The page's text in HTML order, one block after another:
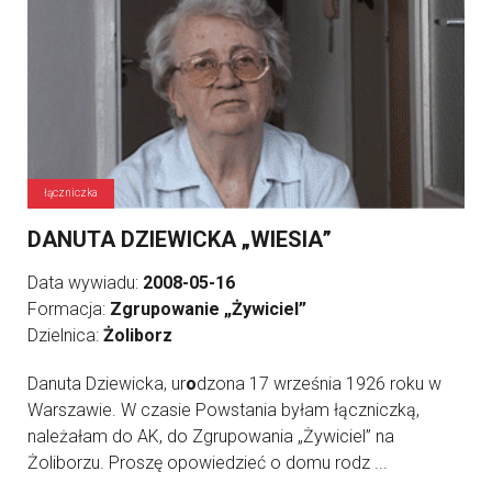
łączniczka
DANUTA DZIEWICKA „WIESIA”
Data wywiadu: 2008-05-16
Formacja: Zgrupowanie „Żywiciel”
Dzielnica: Żoliborz
Danuta Dziewicka, urodzona 17 września 1926 roku w
Warszawie. W czasie Powstania byłam łączniczką,
należałam do AK, do Zgrupowania „Żywiciel” na
Żoliborzu. Proszę opowiedzieć o domu rodz ...